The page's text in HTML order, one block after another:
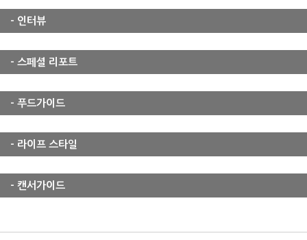
- 인터뷰
- 스페셜 리포트
- 푸드가이드
- 라이프 스타일
- 캔서가이드